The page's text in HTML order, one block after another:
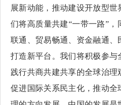
展新动能，推动建设开放型
们将高质量共建“一带一路”
联通、贸易畅通、资金融通
打造新平台。我们将积极参与
践行共商共建共享的全球治理
促进国际关系民主化，推动全